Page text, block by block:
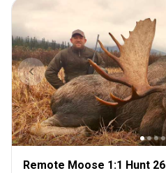
Remote Moose 1:1 Hunt 26